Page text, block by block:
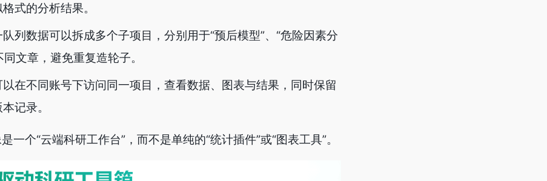
式的分析结果。
列数据可以拆成多个子项目，分别用于“预后模型”、“危险因素分
文章，避免重复造轮子。
在不同账号下访问同一项目，查看数据、图表与结果，同时保留
记录。
一个“云端科研工作台”，而不是单纯的“统计插件”或“图表工具”。